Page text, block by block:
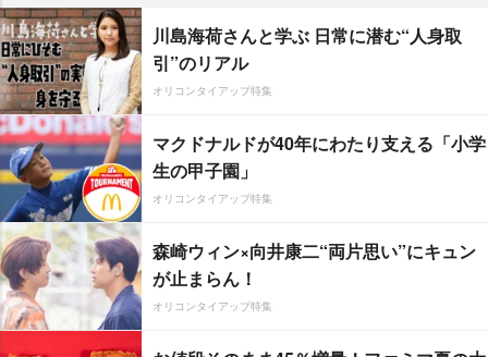
川島海荷さんと学ぶ 日常に潜む“人身取
引”のリアル
オリコンタイアップ特集
マクドナルドが40年にわたり支える「小学
生の甲子園」
オリコンタイアップ特集
森崎ウィン×向井康二“両片思い”にキュン
が止まらん！
オリコンタイアップ特集